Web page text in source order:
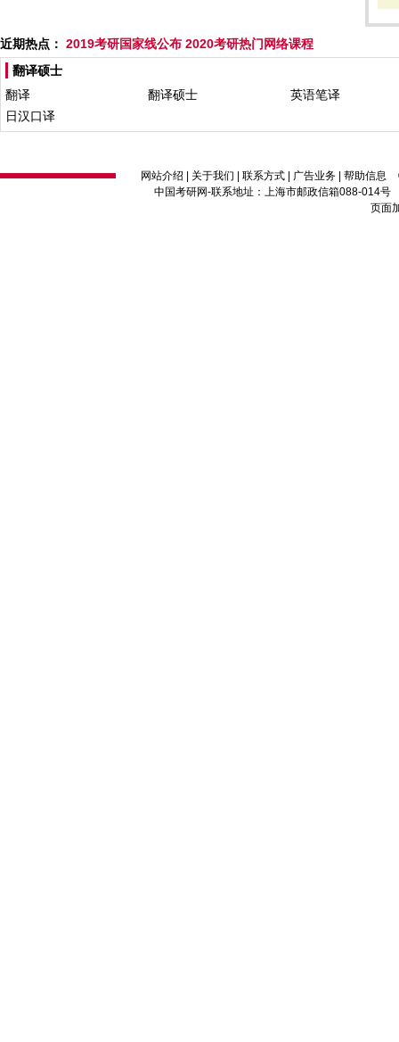
近期热点： 2019考研国家线公布 2020考研热门网络课程
翻译硕士
翻译
翻译硕士
英语笔译
日汉口译
网站介绍 关于我们 联系方式 广告业务 帮助信息
中国考研网-联系地址：上海市邮政信箱088-014
页面